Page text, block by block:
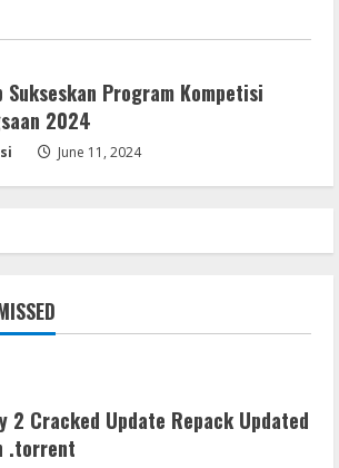
Resettools
[Final] (x64) Final FileCR
August 9, 2026
Sukseskan Program Kompetisi
2024
June 11, 2024
2 Cracked Update Repack Updated
.torrent